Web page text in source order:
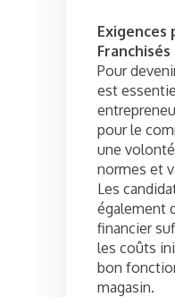
Exigences
Franchisés
Pour
est
pour le
une
normes et
Les
également
financier
les coûts
bon
magasin.